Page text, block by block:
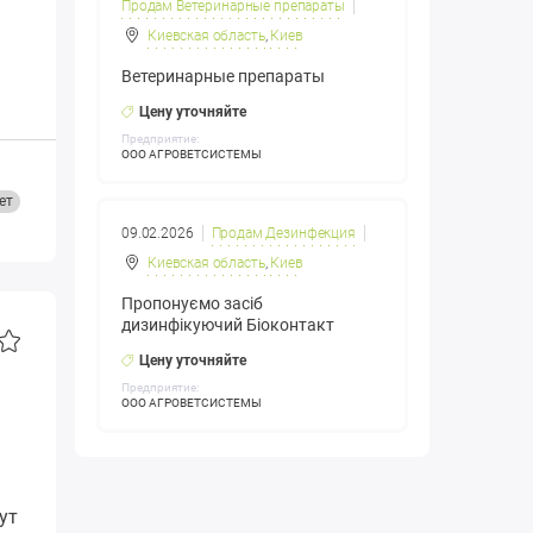
Продам Ветеринарные препараты
Киевская область, Киев
Ветеринарные препараты
Цену уточняйте
Предприятие:
ООО АГРОВЕТСИСТЕМЫ
09.02.2026
Продам Дезинфекция
Киевская область, Киев
Пропонуємо засіб
дизинфікуючий Біоконтакт
Цену уточняйте
Предприятие:
ООО АГРОВЕТСИСТЕМЫ